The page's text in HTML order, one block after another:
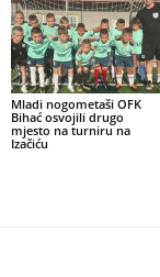
Mladi nogometaši OFK
Bihać osvojili drugo
mjesto na turniru na
Izačiću